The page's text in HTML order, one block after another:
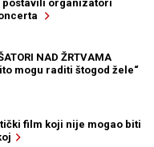
postavili organizatori
NAD ŽRTVAMA
mogu raditi štogod žele“
film koji nije mogao biti